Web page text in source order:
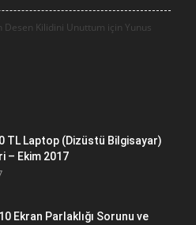
Desen Kilidini Unuttum için Yunus
TL Laptop (Dizüstü Bilgisayar)
– Ekim 2017
Ekran Parlaklığı Sorunu ve